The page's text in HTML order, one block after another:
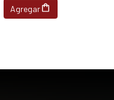
Agregar